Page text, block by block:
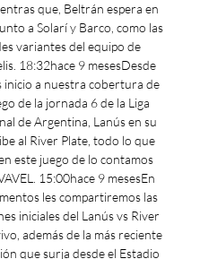
que, Beltrán espera en
a Solarí y Barco, como las
variantes del equipo de
18:32hace 9 mesesDesde
inicio a nuestra cobertura de
de la jornada 6 de la Liga
de Argentina, Lanús en su
al River Plate, todo lo que
este juego de lo contamos
15:00hace 9 mesesEn
les compartiremos las
iniciales del Lanús vs River
además de la más reciente
que surja desde el Estadio